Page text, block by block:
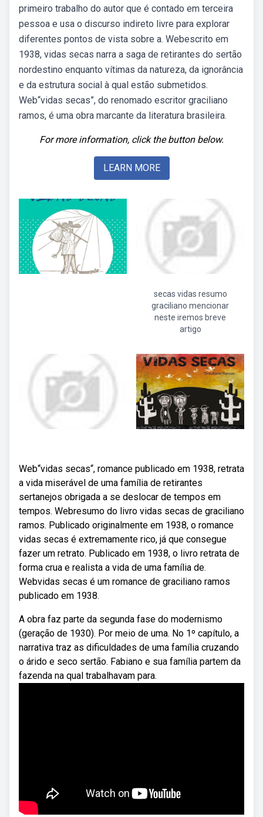
primeiro trabalho do autor que é contado em terceira
pessoa e usa o discurso indireto livre para explorar
diferentes pontos de vista sobre a. Webescrito em
1938, vidas secas narra a saga de retirantes do sertão
nordestino enquanto vítimas da natureza, da ignorância
e da estrutura social à qual estão submetidos.
Web“vidas secas”, do renomado escritor graciliano
ramos, é uma obra marcante da literatura brasileira.
For more information, click the button below.
LEARN MORE
secas vidas resumo
graciliano mencionar
neste iremos breve
artigo
Web“vidas secas“, romance publicado em 1938, retrata
a vida miserável de uma família de retirantes
sertanejos obrigada a se deslocar de tempos em
tempos. Webresumo do livro vidas secas de graciliano
ramos. Publicado originalmente em 1938, o romance
vidas secas é extremamente rico, já que consegue
fazer um retrato. Publicado em 1938, o livro retrata de
forma crua e realista a vida de uma família de.
Webvidas secas é um romance de graciliano ramos
publicado em 1938.
A obra faz parte da segunda fase do modernismo
(geração de 1930). Por meio de uma. No 1º capítulo, a
narrativa traz as dificuldades de uma família cruzando
o árido e seco sertão. Fabiano e sua família partem da
fazenda na qual trabalhavam para.